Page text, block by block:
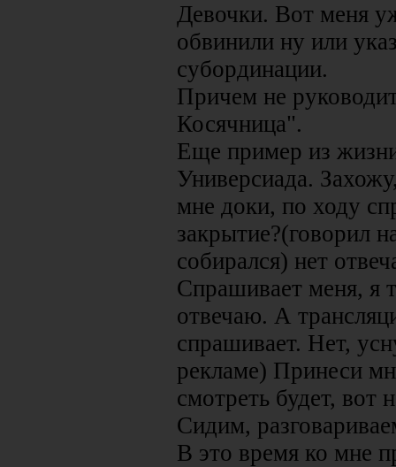
Девочки. Вот меня
обвинили ну или
субординации.
Причем не
Косячница".
Еще пример из
Универсиада.
мне доки, по ходу
закрытие?(говорил
собирался) нет
Спрашивает меня, я
отвечаю. А
спрашивает. Нет,
рекламе) Принеси
смотреть будет, вот
Сидим,
В это время ко мне